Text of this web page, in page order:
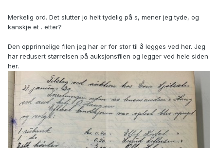
Merkelig ord. Det slutter jo helt tydelig på s, mener jeg tyde, og
kanskje et . etter?
Den opprinnelige filen jeg har er for stor til å legges ved her. Jeg
har redusert størrelsen på auksjonsfilen og legger ved hele siden
her.